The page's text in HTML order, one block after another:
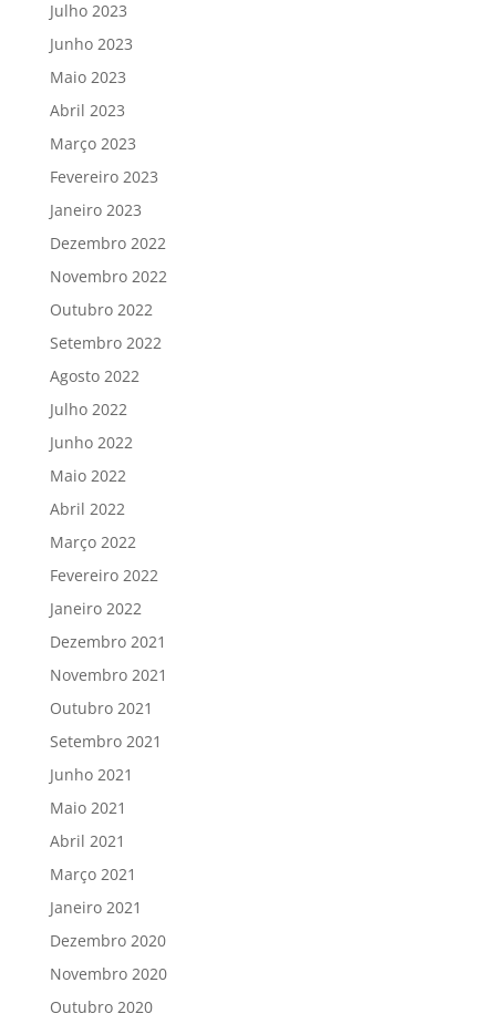
Julho 2023
Junho 2023
Maio 2023
Abril 2023
Março 2023
Fevereiro 2023
Janeiro 2023
Dezembro 2022
Novembro 2022
Outubro 2022
Setembro 2022
Agosto 2022
Julho 2022
Junho 2022
Maio 2022
Abril 2022
Março 2022
Fevereiro 2022
Janeiro 2022
Dezembro 2021
Novembro 2021
Outubro 2021
Setembro 2021
Junho 2021
Maio 2021
Abril 2021
Março 2021
Janeiro 2021
Dezembro 2020
Novembro 2020
Outubro 2020